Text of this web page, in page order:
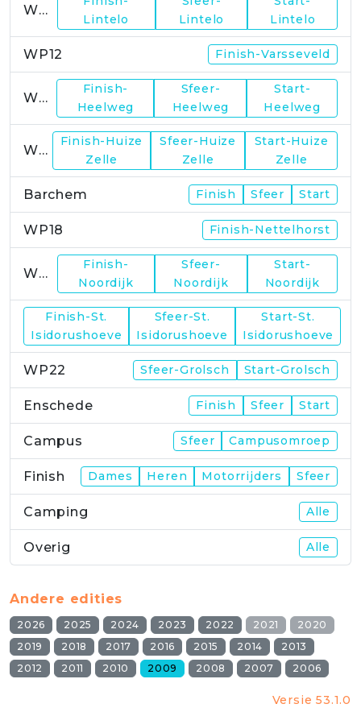
WP11
Lintelo
Lintelo
Lintelo
WP12 Finish-Varsseveld
WP13
Finish-
Heelweg
Sfeer-
Heelweg
Start-
Heelweg
WP15
Finish-Huize
Zelle
Sfeer-Huize
Zelle
Start-Huize
Zelle
Barchem Finish Sfeer Start
WP18 Finish-Nettelhorst
WP19
Finish-
Noordijk
Sfeer-
Noordijk
Start-
Noordijk
Finish-St.
Isidorushoeve
Sfeer-St.
Isidorushoeve
Start-St.
Isidorushoeve
WP22 Sfeer-Grolsch Start-Grolsch
Enschede Finish Sfeer Start
Campus Sfeer Campusomroep
Finish Dames Heren Motorrijders Sfeer
Camping Alle
Overig Alle
Andere edities
2026 2025 2024 2023 2022 2021
2020
2019
2018 2017 2016 2015 2014
2013
2012
2011 2010 2009 2008 2007 2006
Versie 53.1.0